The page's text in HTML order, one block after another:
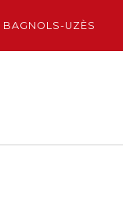
BAGNOLS-UZÈS